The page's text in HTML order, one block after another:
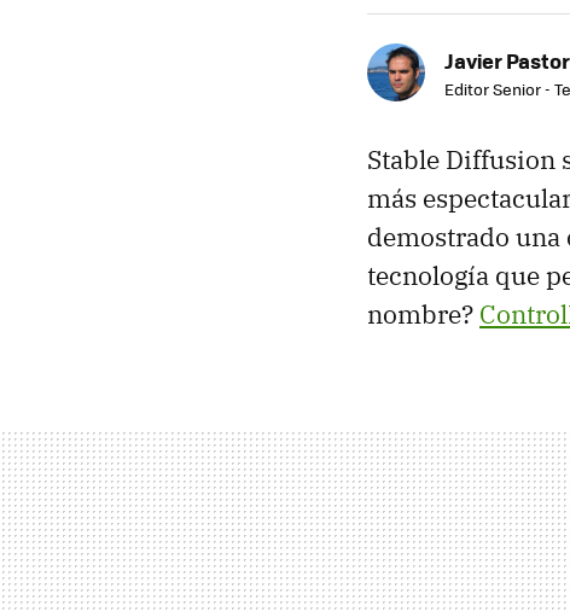
Javier Pastor
Editor Senior -
Stable Diffusion
más
demostrado una
tecnología que
nombre?